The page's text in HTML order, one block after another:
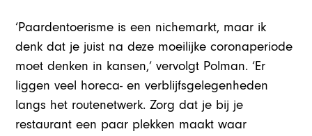
‘Paardentoerisme is een nichemarkt, maar ik
denk dat je juist na deze moeilijke coronaperiode
moet denken in kansen,’ vervolgt Polman. ‘Er
liggen veel horeca- en verblijfsgelegenheden
langs het routenetwerk. Zorg dat je bij je
restaurant een paar plekken maakt waar